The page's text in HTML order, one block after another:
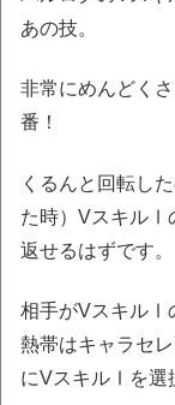
あの技。
非常にめんどく
番！
くるんと回転し
た時）VスキルⅠ
返せるはずです。
相手がVスキルⅠ
熱帯はキャラセ
にVスキルⅠを選